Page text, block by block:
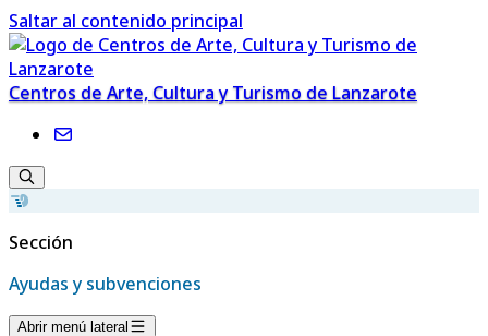
Saltar al contenido principal
Centros de Arte, Cultura y Turismo de Lanzarote
Sección
Ayudas y subvenciones
Abrir menú lateral